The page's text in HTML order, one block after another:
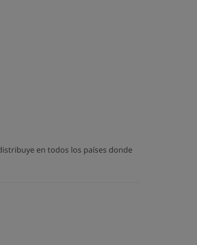
en todos los países donde